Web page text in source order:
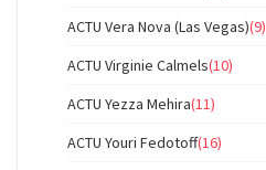
ACTU Vera Nova (Las Vegas)(9)
ACTU Virginie Calmels(10)
ACTU Yezza Mehira(11)
ACTU Youri Fedotoff(16)